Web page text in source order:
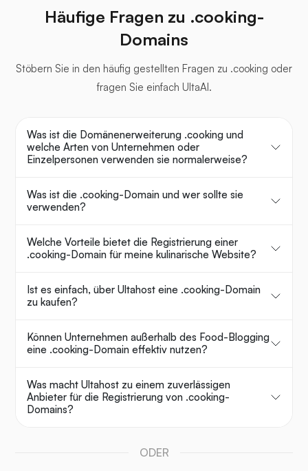
Häufige Fragen zu .cooking-
Domains
Stöbern Sie in den häufig gestellten Fragen zu .cooking oder
fragen Sie einfach UltaAI.
Was ist die Domänenerweiterung .cooking und
welche Arten von Unternehmen oder
Einzelpersonen verwenden sie normalerweise?
Was ist die .cooking-Domain und wer sollte sie
verwenden?
Welche Vorteile bietet die Registrierung einer
.cooking-Domain für meine kulinarische Website?
Ist es einfach, über Ultahost eine .cooking-Domain
zu kaufen?
Können Unternehmen außerhalb des Food-Blogging
eine .cooking-Domain effektiv nutzen?
Was macht Ultahost zu einem zuverlässigen
Anbieter für die Registrierung von .cooking-
Domains?
ODER